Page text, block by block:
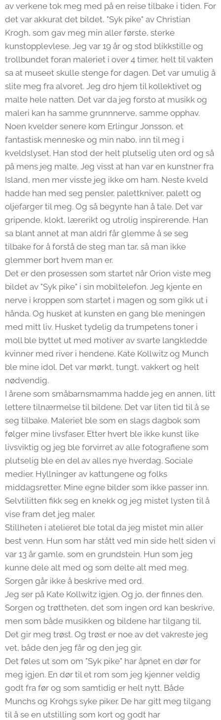
av verkene tok meg med på en reise tilbake i tiden. For
det var akkurat det bildet, "Syk pike" av Christian
Krogh, som gav meg min aller første, sterke
kunstopplevlese. Jeg var 19 år og stod blikkstille og
trollbundet foran maleriet i over 4 timer, helt til vakten
sa at museet skulle stenge for dagen. Det var umulig å
slite meg fra alvoret. Jeg dro hjem til kollektivet og
malte hele natten. Det var da jeg forsto at musikk og
maleri kan ha samme grunnnerve, samme opphav.
Noen kvelder senere kom Erlingur Jonsson, et
fantastisk menneske og min nabo, inn til meg i
kveldslyset. Han stod der helt plutselig uten ord og så
på mens jeg malte. Jeg visst at han var en kunstner fra
Island, men mer visste jeg ikke om ham. Neste kveld
hadde han med seg pensler, palettkniver, palett og
oljefarger til meg. Og så begynte han å tale. Det var
gripende, klokt, lærerikt og utrolig inspirerende. Han
sa blant annet at man aldri får glemme å se seg
tilbake for å forstå de steg man tar, så man ikke
glemmer bort hvem man er.
Det er den prosessen som startet når Orion viste meg
bildet av "Syk pike" i sin mobiltelefon. Jeg kjente en
nerve i kroppen som startet i magen og som gikk ut i
hånda. Og husket at kunsten en gang ble meningen
med mitt liv. Husket tydelig da trumpetens toner i
moll ble byttet ut med motiver av svarte langkledde
kvinner med river i hendene. Kate Kollwitz og Munch
ble mine idol. Det var mørkt, tungt, vakkert og helt
nødvendig.
I årene som småbarnsmamma hadde jeg en annen, litt
lettere tilnærmelse til bildene. Det var liten tid til å se
seg tilbake. Maleriet ble som en slags dagbok som
følger mine livsfaser. Etter hvert ble ikke kunst like
livsviktig og jeg ble forvirret av alle fotografiene som
plutselig ble en del av alles nye hverdag. Sociale
medier. Hyllninger av kattungene og folks
middagsretter. Mine egne bilder som ikke passer inn.
Selvtilitten fikk seg en knekk og jeg mistet lysten til å
vise fram det jeg maler.
Stillheten i atelieret ble total da jeg mistet min aller
best venn. Hun som har stått ved min side helt siden vi
var 13 år gamle, som en grundstein. Hun som jeg
kunne dele alt med og som delte alt med meg.
Sorgen går ikke å beskrive med ord.
Jeg ser på Kate Kollwitz igjen. Og jo, der finnes den.
Sorgen og trøttheten, det som ingen ord kan beskrive,
men som både musikken og bildene har tilgang til.
Det gir meg trøst. Og trøst er noe av det vakreste jeg
vet, både den jeg får og den jeg gir.
Det føles ut som om "Syk pike" har åpnet en dør for
meg igjen. En dør til et rom som jeg kjenner veldig
godt fra før og som samtidig er helt nytt. Både
Munchs og Krohgs syke piker. De har gitt meg tilgang
til å se en utstilling som kort og godt har